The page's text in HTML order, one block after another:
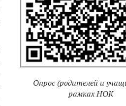
Опрос (родителей и
рамках НОК